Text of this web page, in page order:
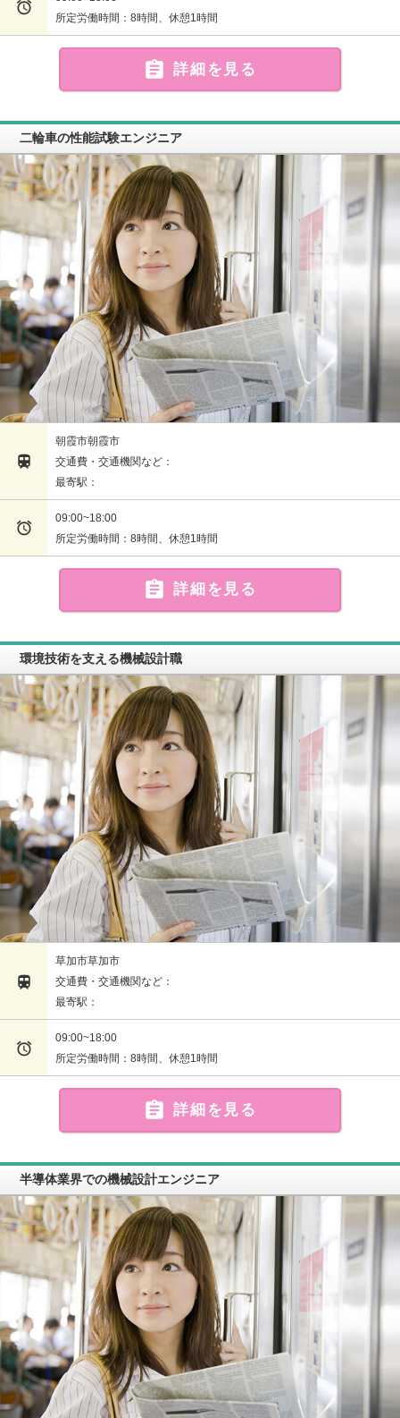

所定労働時間：8時間、休憩1時間
 詳細を見る
二輪車の性能試験エンジニア

朝霞市朝霞市
交通費・交通機関など：
最寄駅：

09:00~18:00
所定労働時間：8時間、休憩1時間
 詳細を見る
環境技術を支える機械設計職

草加市草加市
交通費・交通機関など：
最寄駅：

09:00~18:00
所定労働時間：8時間、休憩1時間
 詳細を見る
半導体業界での機械設計エンジニア